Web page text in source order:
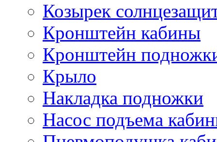
Козырек
Кронштейн кабины
Кронштейн
Крыло
Накладка подножки
Насос подъема